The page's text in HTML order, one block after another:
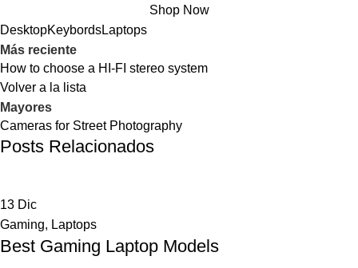
Shop Now
DesktopKeybordsLaptops
Más reciente
How to choose a HI-FI stereo system
Volver a la lista
Mayores
Cameras for Street Photography
Posts Relacionados
13 Dic
Gaming, Laptops
Best Gaming Laptop Models